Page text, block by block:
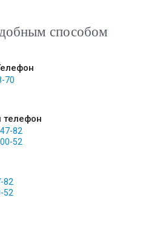
способом
70
82
52
82
52